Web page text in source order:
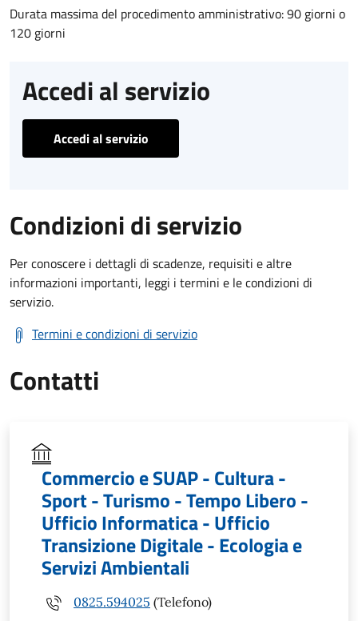
Durata massima del procedimento amministrativo: 90 giorni o
120 giorni
Accedi al servizio
Accedi al servizio
Condizioni di servizio
Per conoscere i dettagli di scadenze, requisiti e altre
informazioni importanti, leggi i termini e le condizioni di
servizio.
Termini e condizioni di servizio
Contatti
Commercio e SUAP - Cultura -
Sport - Turismo - Tempo Libero -
Ufficio Informatica - Ufficio
Transizione Digitale - Ecologia e
Servizi Ambientali
0825.594025 (Telefono)